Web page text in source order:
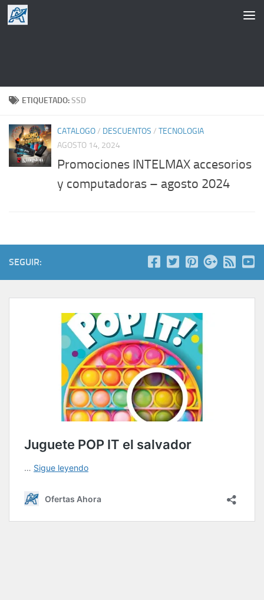
Saltar al contenido
ETIQUETADO:SSD
CATALOGO/ DESCUENTOS / TECNOLOGIA
AGOSTO 14, 2024
Promociones INTELMAX accesorios
y computadoras – agosto 2024
SEGUIR: